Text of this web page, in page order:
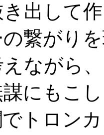
き出して
繋がり
ながら
にもこ
トロン